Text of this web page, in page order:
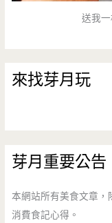
送我
來找芽月玩
芽月重要公告
本網站所有美食文章
消費食記心得。